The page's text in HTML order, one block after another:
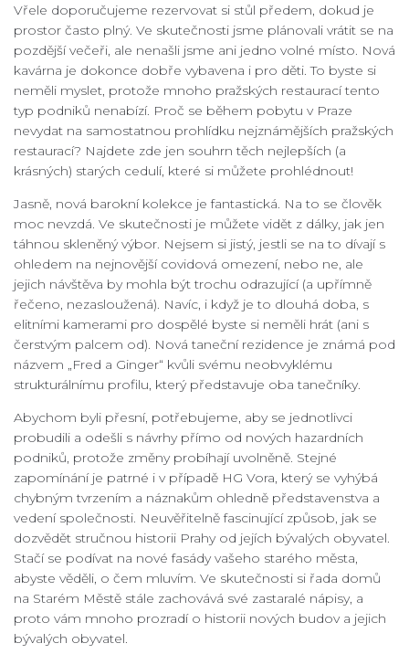
Vřele doporučujeme rezervovat si stůl předem, dokud je
prostor často plný. Ve skutečnosti jsme plánovali vrátit se na
pozdější večeři, ale nenašli jsme ani jedno volné místo. Nová
kavárna je dokonce dobře vybavena i pro děti. To byste si
neměli myslet, protože mnoho pražských restaurací tento
typ podniků nenabízí. Proč se během pobytu v Praze
nevydat na samostatnou prohlídku nejznámějších pražských
restaurací? Najdete zde jen souhrn těch nejlepších (a
krásných) starých cedulí, které si můžete prohlédnout!
Jasně, nová barokní kolekce je fantastická. Na to se člověk
moc nevzdá. Ve skutečnosti je můžete vidět z dálky, jak jen
táhnou skleněný výbor. Nejsem si jistý, jestli se na to dívají s
ohledem na nejnovější covidová omezení, nebo ne, ale
jejich návštěva by mohla být trochu odrazující (a upřímně
řečeno, nezasloužená). Navíc, i když je to dlouhá doba, s
elitními kamerami pro dospělé byste si neměli hrát (ani s
čerstvým palcem od). Nová taneční rezidence je známá pod
názvem „Fred a Ginger“ kvůli svému neobvyklému
strukturálnímu profilu, který představuje oba tanečníky.
Abychom byli přesní, potřebujeme, aby se jednotlivci
probudili a odešli s návrhy přímo od nových hazardních
podniků, protože změny probíhají uvolněně. Stejné
zapomínání je patrné i v případě HG Vora, který se vyhýbá
chybným tvrzením a náznakům ohledně představenstva a
vedení společnosti. Neuvěřitelně fascinující způsob, jak se
dozvědět stručnou historii Prahy od jejích bývalých obyvatel.
Stačí se podívat na nové fasády vašeho starého města,
abyste věděli, o čem mluvím. Ve skutečnosti si řada domů
na Starém Městě stále zachovává své zastaralé nápisy, a
proto vám mnoho prozradí o historii nových budov a jejich
bývalých obyvatel.